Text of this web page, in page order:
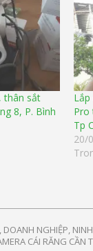
thân sắt
8, P. Bình
Pro
Tp
20/
DOANH NGHIỆP,
CÁI RĂNG CẦN